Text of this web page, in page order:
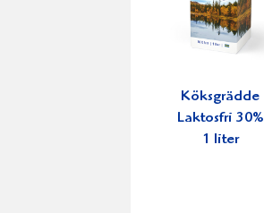
Köksgrädde
Laktosfri 30%
1 liter